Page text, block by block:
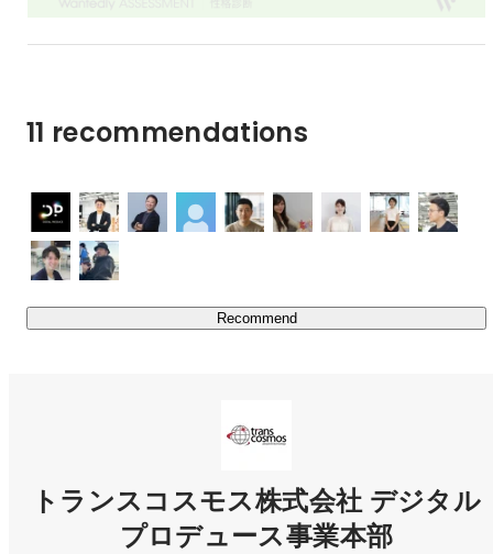
11 recommendations
Recommend
トランスコスモス株式会社 デジタル
プロデュース事業本部